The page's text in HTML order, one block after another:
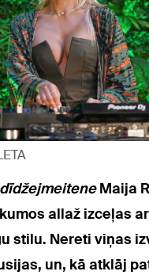
dīdžejmeiteneMaija
allaž izceļas
stilu. Nereti viņas
un, kā atklāj